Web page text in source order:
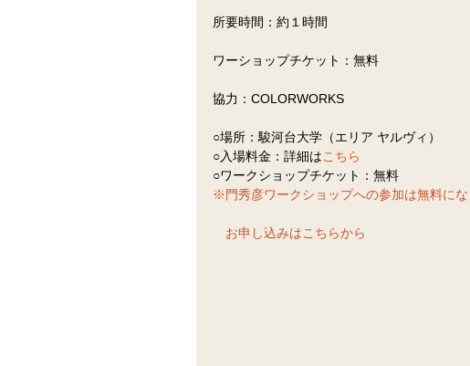
所要時間：約１時間
ワーショップチケット：無料
協力：COLORWORKS
○場所：駿河台大学（エリア ヤルヴィ）
○入場料金：詳細はこちら
○ワークショップチケット：無料
※門秀彦ワークショップへの参加は無料に
お申し込みはこちらから